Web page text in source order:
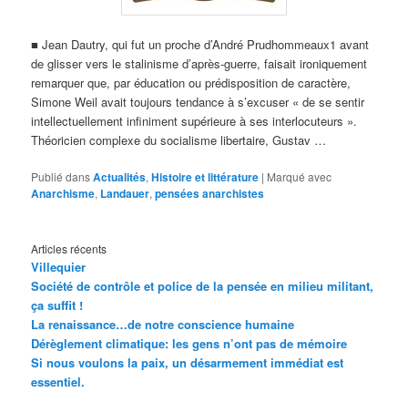
■ Jean Dautry, qui fut un proche d’André Prudhommeaux1 avant
de glisser vers le stalinisme d’après-guerre, faisait ironiquement
remarquer que, par éducation ou prédisposition de caractère,
Simone Weil avait toujours tendance à s’excuser « de se sentir
intellectuellement infiniment supérieure à ses interlocuteurs ».
Théoricien complexe du socialisme libertaire, Gustav …
Publié dansActualités,Histoire et littérature | Marqué avec
Anarchisme, Landauer,pensées anarchistes
Articles récents
Villequier
Société de contrôle et police de la pensée en milieu militant,
ça suffit !
La renaissance…de notre conscience humaine
Dérèglement climatique: les gens n’ont pas de mémoire
Si nous voulons la paix, un désarmement immédiat est
essentiel.